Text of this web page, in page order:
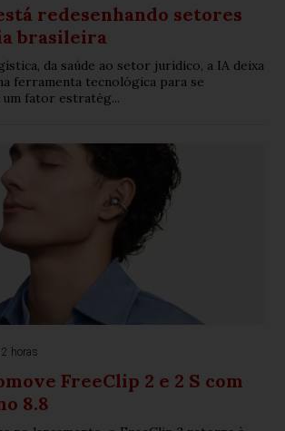
redesenhando setores
brasileira
da saúde ao setor jurídico, a IA deixa
ferramenta tecnológica para se
fator estratég...
2 horas
FreeClip 2 e 2 S com
8.8